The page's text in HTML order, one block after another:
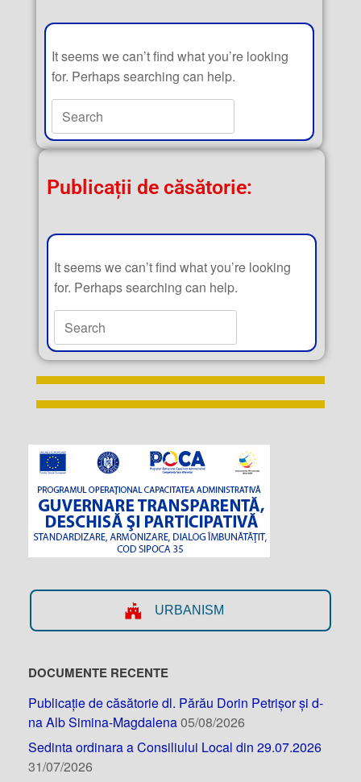
It seems we can’t find what you’re looking
for. Perhaps searching can help.
Publicații de căsătorie:
It seems we can’t find what you’re looking
for. Perhaps searching can help.
URBANISM
DOCUMENTE RECENTE
Publicație de căsătorie dl. Părău Dorin Petrișor și d-
na Alb Simina-Magdalena05/08/2026
Sedinta ordinara a Consiliului Local din 29.07.2026
31/07/2026